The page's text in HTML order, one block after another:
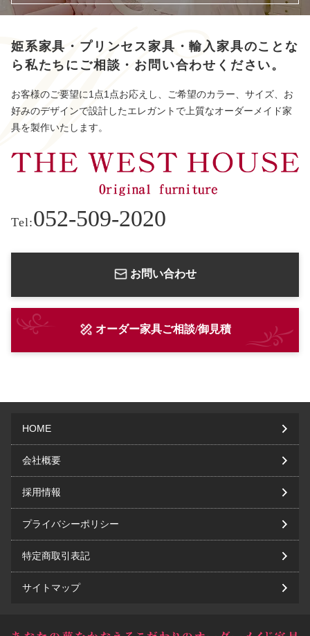
姫系家具・プリンセス家具・輸入家具のことな
ら 私たちにご相談・お問い合わせください。
お客様のご要望に1点1点お応えし、ご希望のカラー、サイズ、お
好みのデザインで設計したエレガントで上質なオーダーメイド家
具を製作いたします。
Tel:052-509-2020
お問い合わせ
オーダー家具ご相談/御見積
HOME
会社概要
採用情報
プライバシーポリシー
特定商取引表記
サイトマップ